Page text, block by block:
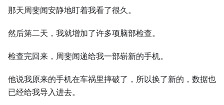
那天周斐闻安静地盯着我看了很久。
然后第二天，我就增加了许多项脑部检查。
检查完回来，周斐闻递给我一部崭新的手机。
他说我原来的手机在车祸里摔破了，所以换了新的，数据也
已经给我导入进去。